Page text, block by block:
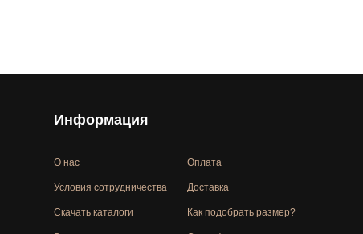
Информация
О нас
Условия сотрудничества
Скачать каталоги
Оплата
Доставка
Как подобрать размер?